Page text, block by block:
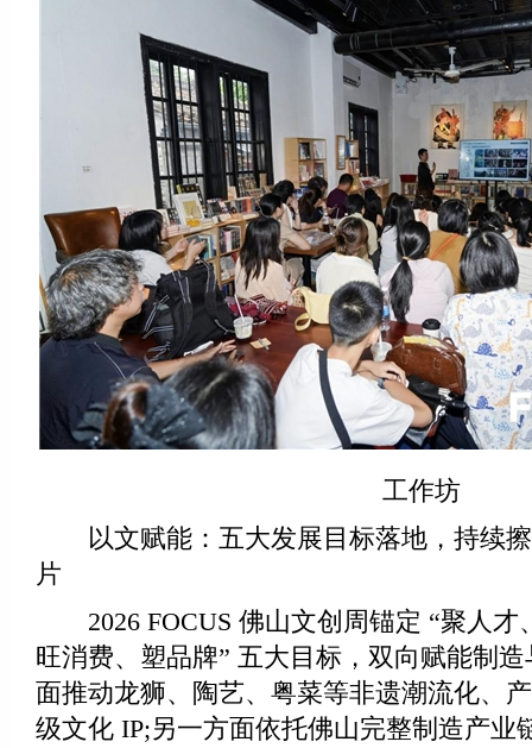
工作坊
以文赋能：五大发展目标落地，持续擦
片
2026 FOCUS 佛山文创周锚定 “聚人才
旺消费、塑品牌” 五大目标，双向赋能制
面推动龙狮、陶艺、粤菜等非遗潮流化、
级文化 IP;另一方面依托佛山完整制造产业